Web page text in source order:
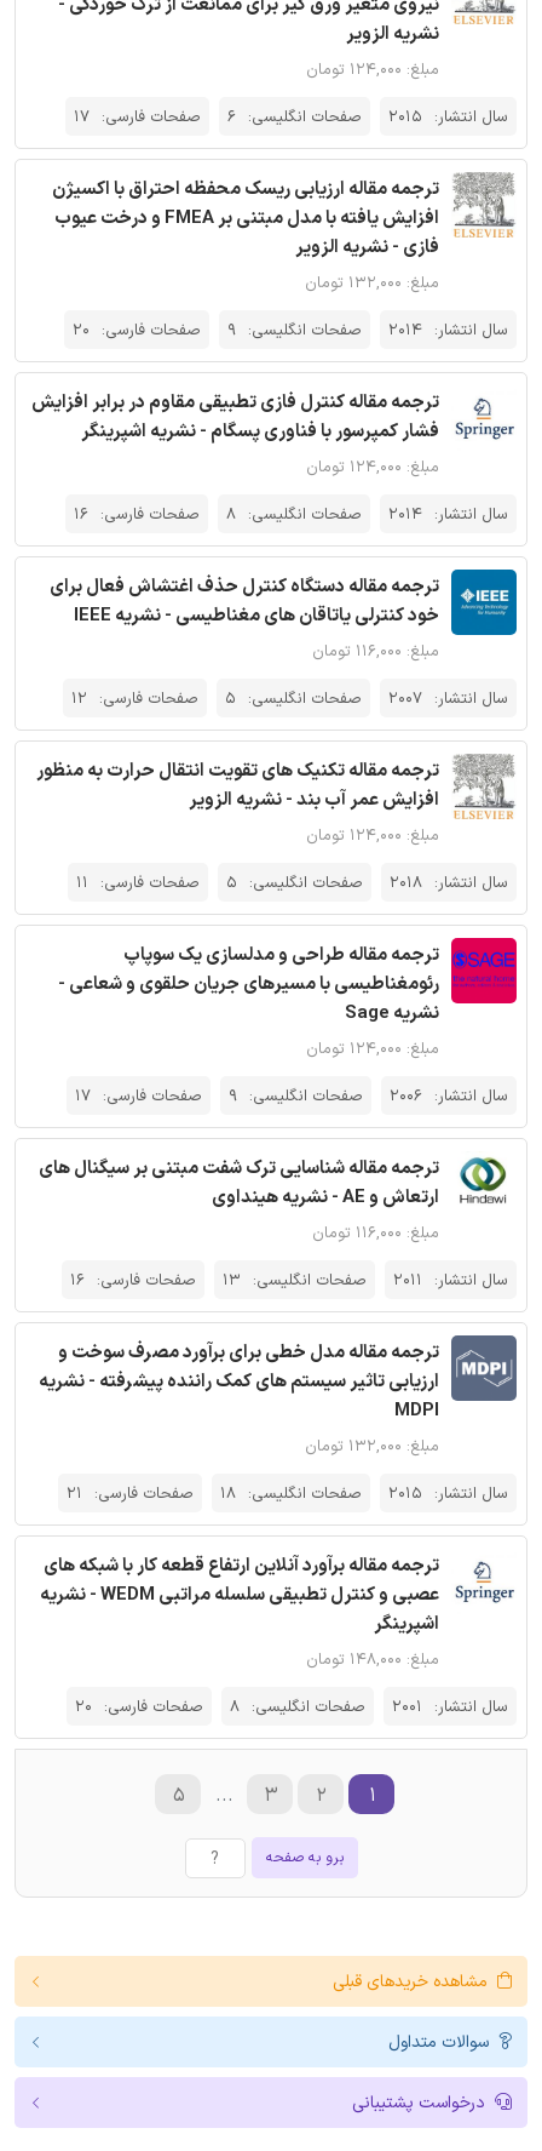
نیروی متغیر ورق گیر برای ممانعت از ترک خوردگی -
نشریه الزویر
مبلغ: ۱۲۴,۰۰۰ تومان
سال انتشار: 2015 صفحات انگلیسی: 6 صفحات فارسی: 17
ترجمه مقاله ارزیابی ریسک محفظه احتراق با اکسیژن
افزایش یافته با مدل مبتنی بر FMEA و درخت عیوب
فازی - نشریه الزویر
مبلغ: ۱۳۲,۰۰۰ تومان
سال انتشار: 2014 صفحات انگلیسی: 9 صفحات فارسی: 20
ترجمه مقاله کنترل فازی تطبیقی مقاوم در برابر افزایش
فشار کمپرسور با فناوری پسگام - نشریه اشپرینگر
مبلغ: ۱۲۴,۰۰۰ تومان
سال انتشار: 2014 صفحات انگلیسی: 8 صفحات فارسی: 16
ترجمه مقاله دستگاه کنترل حذف اغتشاش فعال برای
خود کنترلی یاتاقان های مغناطیسی - نشریه IEEE
مبلغ: ۱۱۶,۰۰۰ تومان
سال انتشار: 2007 صفحات انگلیسی: 5 صفحات فارسی: 12
ترجمه مقاله تکنیک های تقویت انتقال حرارت به منظور
افزایش عمر آب بند - نشریه الزویر
مبلغ: ۱۲۴,۰۰۰ تومان
سال انتشار: 2018 صفحات انگلیسی: 5 صفحات فارسی: 11
ترجمه مقاله طراحی و مدلسازی یک سوپاپ
رئومغناطیسی با مسیرهای جریان حلقوی و شعاعی -
نشریه Sage
مبلغ: ۱۲۴,۰۰۰ تومان
سال انتشار: 2006 صفحات انگلیسی: 9 صفحات فارسی: 17
ترجمه مقاله شناسایی ترک شفت مبتنی بر سیگنال های
ارتعاش و AE - نشریه هینداوی
مبلغ: ۱۱۶,۰۰۰ تومان
سال انتشار:
2011 صفحات انگلیسی: 13 صفحات فارسی: 16
ترجمه مقاله مدل خطی برای برآورد مصرف سوخت و
ارزیابی تاثیر سیستم های کمک راننده پیشرفته - نشریه
MDPI
مبلغ: ۱۳۲,۰۰۰ تومان
سال انتشار: 2015 صفحات انگلیسی: 18 صفحات فارسی: 21
ترجمه مقاله برآورد آنلاین ارتفاع قطعه کار با شبکه های
عصبی و کنترل تطبیقی سلسله مراتبی WEDM - نشریه
اشپرینگر
مبلغ: ۱۴۸,۰۰۰ تومان
سال انتشار:
2001 صفحات انگلیسی: 8 صفحات فارسی: 20
برو به صفحه
۱ ۲ ۳ ... ۵
مشاهده خریدهای قبلی
سوالات متداول
درخواست پشتیبانی